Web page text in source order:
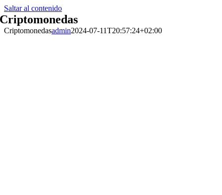
Saltar al contenido
Criptomonedas
Criptomonedasadmin2024-07-11T20:57:24+02:00